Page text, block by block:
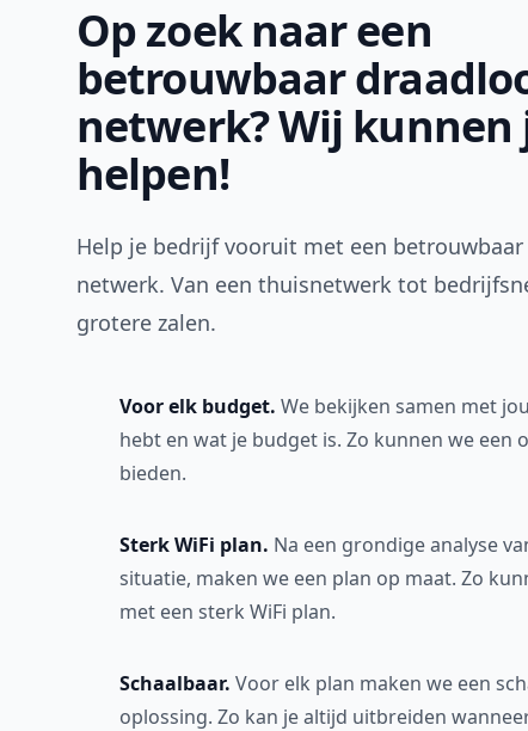
Op zoek naar een
betrouwbaar
netwerk? Wij kunnen
helpen!
Help je bedrijf vooruit met een betrouwbaar
netwerk. Van een thuisnetwerk tot
grotere zalen.
Voor elk budget. We bekijken samen met
hebt en wat je budget is. Zo kunnen we een
bieden.
Sterk WiFi plan. Na een grondige analyse
situatie, maken we een plan op maat. Zo
met een sterk WiFi plan.
Schaalbaar. Voor elk plan maken we een
oplossing. Zo kan je altijd uitbreiden